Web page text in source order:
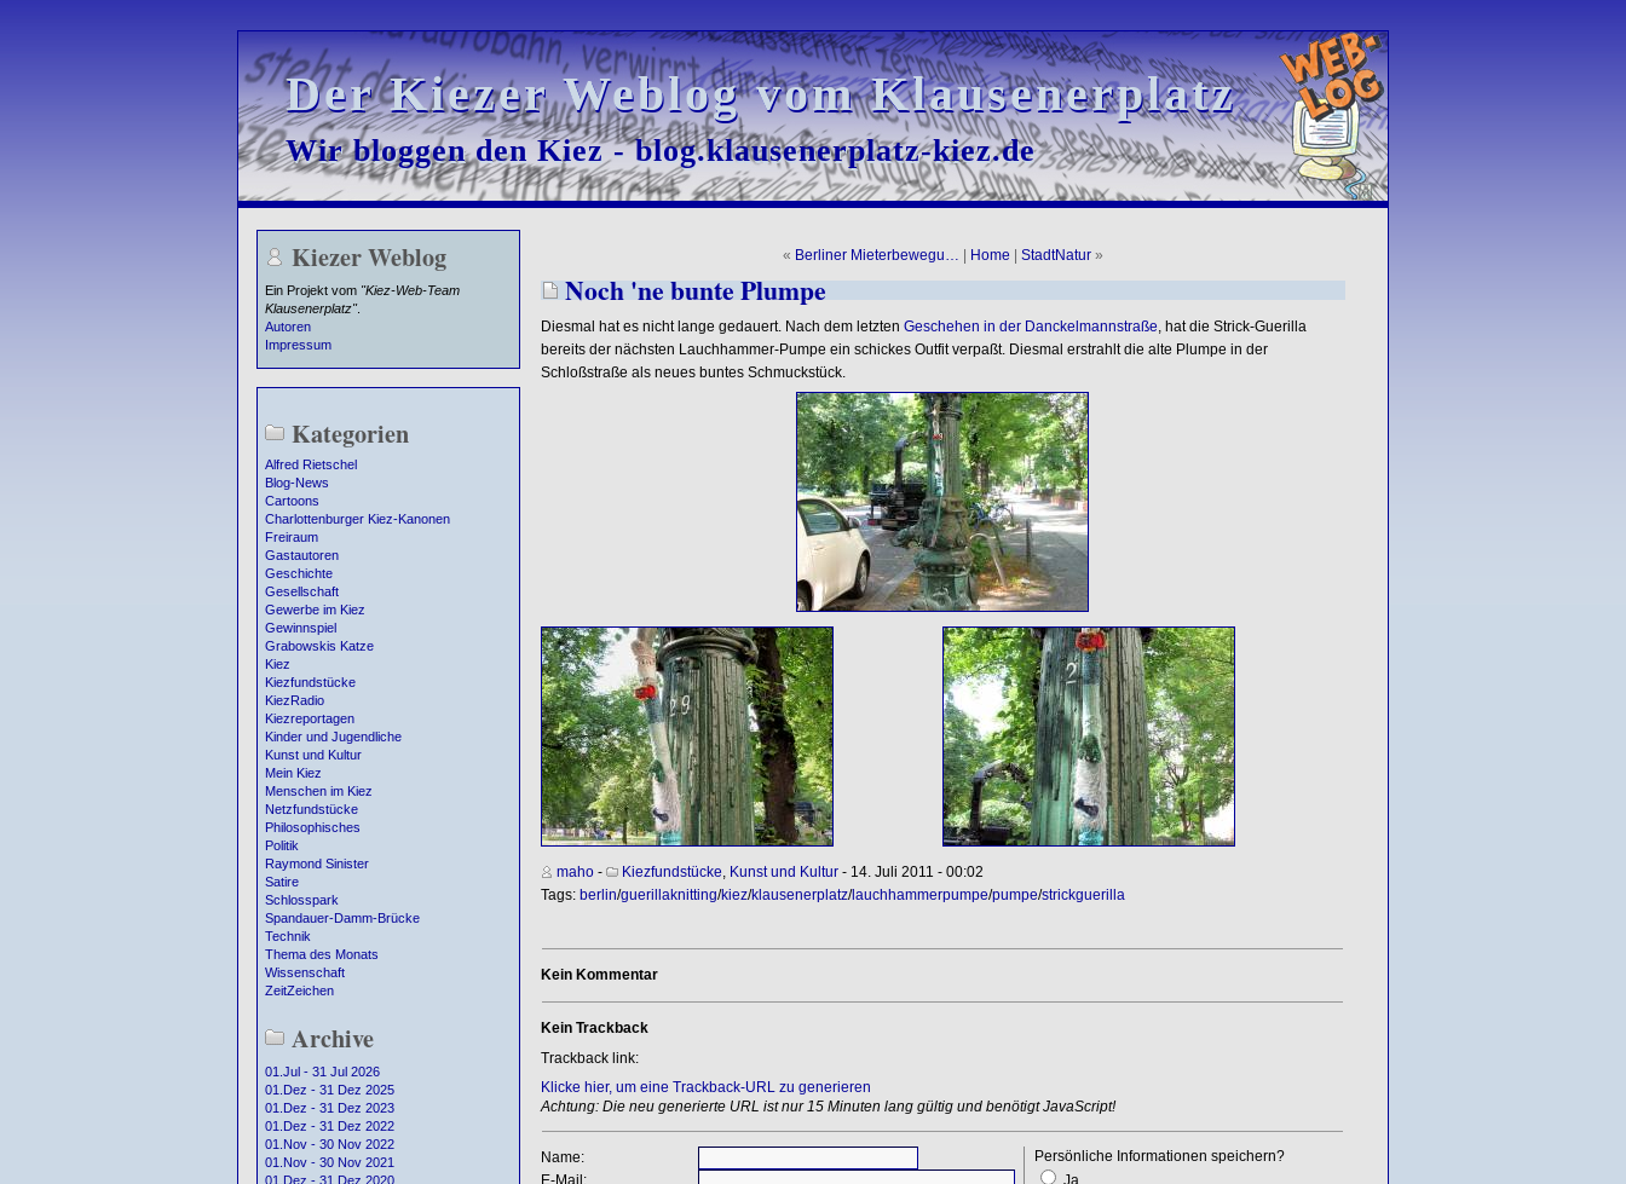
Der Kiezer Weblog vom Klausenerplatz
Der Kiezer Weblog vom Klausenerplatz
Wir bloggen den Kiez - blog.klausenerplatz-kiez.de
Wir bloggen den Kiez - blog.klausenerplatz-kiez.de
Kiezer Weblog
Ein Projekt vom "Kiez-Web-Team
Klausenerplatz".
Autoren
Impressum
Kategorien
Alfred Rietschel
Blog-News
Cartoons
Charlottenburger Kiez-Kanonen
Freiraum
Gastautoren
Geschichte
Gesellschaft
Gewerbe im Kiez
Gewinnspiel
Grabowskis Katze
Kiez
Kiezfundstücke
KiezRadio
Kiezreportagen
Kinder und Jugendliche
Kunst und Kultur
Mein Kiez
Menschen im Kiez
Netzfundstücke
Philosophisches
Politik
Raymond Sinister
Satire
Schlosspark
Spandauer-Damm-Brücke
Technik
Thema des Monats
Wissenschaft
ZeitZeichen
Archive
01.Jul - 31 Jul 2026
01.Dez - 31 Dez 2025
01.Dez - 31 Dez 2023
01.Dez - 31 Dez 2022
01.Nov - 30 Nov 2022
01.Nov - 30 Nov 2021
01.Dez - 31 Dez 2020
« Berliner Mieterbewegu… Home StadtNatur»
Noch 'ne bunte Plumpe
Diesmal hat es nicht lange gedauert. Nach dem letzten Geschehen in der Danckelmannstraße , hat die Strick-Guerilla
bereits der nächsten Lauchhammer-Pumpe ein schickes Outfit verpaßt. Diesmal erstrahlt die alte Plumpe in der
Schloßstraße als neues buntes Schmuckstück.
maho- Kiezfundstücke Kunst und Kultur- 14. Juli 2011 - 00:02
Tags: berlin/guerillaknitting/kiez/klausenerplatz/lauchhammerpumpe/pumpe/strickguerilla
Kein Kommentar
Kein Trackback
Trackback link:
Klicke hier, um eine Trackback-URL zu generieren
Achtung: Die neu generierte URL ist nur 15 Minuten lang gültig und benötigt JavaScript!
Name:
Persönliche Informationen speichern?
Ja
E-Mail: